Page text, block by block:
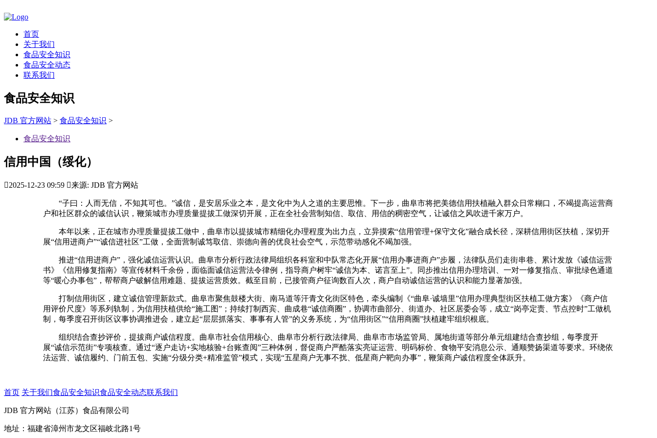
首页
关于我们
食品安全知识
食品安全动态
联系我们
食品安全知识
JDB 官方网站 > 食品安全知识 >
食品安全知识
信用中国（绥化）
2025-12-23 09:59 来源: JDB 官方网站
“子曰：人而无信，不知其可也。”诚信，是安居乐业之本，是文化中为人之道的主要思惟。下一步，曲阜市将把美德信用扶植融入群众日常糊口，不竭提高运营商
户和社区群众的诚信认识，鞭策城市办理质量提拔工做深切开展，正在全社会营制知信、取信、用信的稠密空气，让诚信之风吹进千家万户。
本年以来，正在城市办理质量提拔工做中，曲阜市以提拔城市精细化办理程度为出力点，立异摸索“信用管理+保守文化”融合成长径，深耕信用街区扶植，深切开
展“信用进商户”“诚信进社区”工做，全面营制诚笃取信、崇德向善的优良社会空气，示范带动感化不竭加强。
推进“信用进商户”，强化诚信运营认识。曲阜市分析行政法律局组织各科室和中队常态化开展“信用办事进商户”步履，法律队员们走街串巷、累计发放《诚信运营
书》《信用修复指南》等宣传材料千余份，面临面诚信运营法令律例，指导商户树牢“诚信为本、诺言至上”。同步推出信用办理培训、一对一修复指点、审批绿色通道
等“暖心办事包”，帮帮商户破解信用难题、提拔运营质效。截至目前，已接管商户征询数百人次，商户自动诚信运营的认识和能力显著加强。
打制信用街区，建立诚信管理新款式。曲阜市聚焦鼓楼大街、南马道等汗青文化街区特色，牵头编制《“曲阜·诚墙里”信用办理典型街区扶植工做方案》《商户信
用评价尺度》等系列轨制，为信用扶植供给“施工图”；持续打制西宾、曲成巷“诚信商圈”，协调市曲部分、街道办、社区居委会等，成立“岗亭定责、节点控时”工做机
制，每季度召开街区议事协调推进会，建立起“层层抓落实、事事有人管”的义务系统，为“信用街区”“信用商圈”扶植建牢组织根底。
组织结合查抄评价，提拔商户诚信程度。曲阜市社会信用核心、曲阜市分析行政法律局、曲阜市市场监管局、属地街道等部分单元组建结合查抄组，每季度开
展“诚信示范街”专项核查。通过“逐户走访+实地核验+台账查阅”三种体例，督促商户严酷落实亮证运营、明码标价、食物平安消息公示、通顺赞扬渠道等要求。环绕依
法运营、诚信履约、门前五包、实施“分级分类+精准监管”模式，实现“五星商户无事不扰、低星商户靶向办事”，鞭策商户诚信程度全体跃升。
首页 关于我们食品安全知识食品安全动态联系我们
JDB 官方网站（江苏）食品有限公司
地址：福建省漳州市龙文区福岐北路1号